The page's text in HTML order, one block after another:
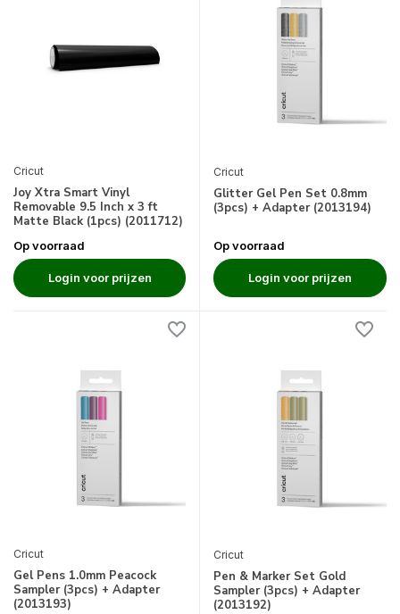
Cricut
Joy Xtra Smart Vinyl
Removable 9.5 Inch x 3 ft
Matte Black (1pcs) (2011712)
Op voorraad
Login voor prijzen
Cricut
Glitter Gel Pen Set 0.8mm
(3pcs) + Adapter (2013194)
Op voorraad
Login voor prijzen
Cricut
Gel Pens 1.0mm Peacock
Sampler (3pcs) + Adapter
(2013193)
Cricut
Pen & Marker Set Gold
Sampler (3pcs) + Adapter
(2013192)